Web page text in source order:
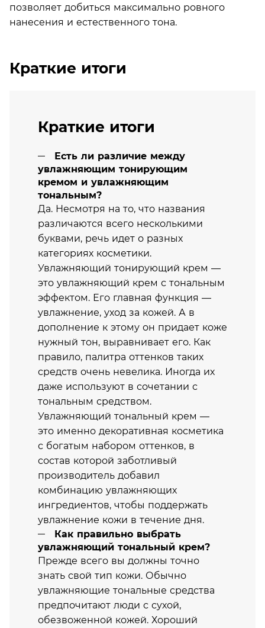
позволяет добиться максимально ровного
нанесения и естественного тона.
Краткие итоги
Краткие итоги
Есть ли различие между
увлажняющим тонирующим
кремом и увлажняющим
тональным?
Да. Несмотря на то, что названия
различаются всего несколькими
буквами, речь идет о разных
категориях косметики.
Увлажняющий тонирующий крем —
это увлажняющий крем с тональным
эффектом. Его главная функция —
увлажнение, уход за кожей. А в
дополнение к этому он придает коже
нужный тон, выравнивает его. Как
правило, палитра оттенков таких
средств очень невелика. Иногда их
даже используют в сочетании с
тональным средством.
Увлажняющий тональный крем —
это именно декоративная косметика
с богатым набором оттенков, в
состав которой заботливый
производитель добавил
комбинацию увлажняющих
ингредиентов, чтобы поддержать
увлажнение кожи в течение дня.
Как правильно выбрать
увлажняющий тональный крем?
Прежде всего вы должны точно
знать свой тип кожи. Обычно
увлажняющие тональные средства
предпочитают люди с сухой,
обезвоженной кожей. Хороший